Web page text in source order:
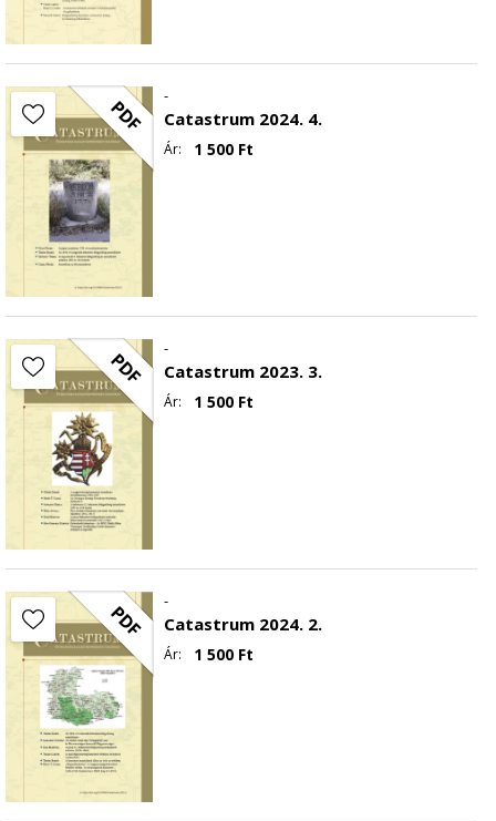
PDF -
Catastrum 2024. 4.
Ár: 1 500 Ft
PDF -
Catastrum 2023. 3.
Ár: 1 500 Ft
PDF -
Catastrum 2024. 2.
Ár: 1 500 Ft